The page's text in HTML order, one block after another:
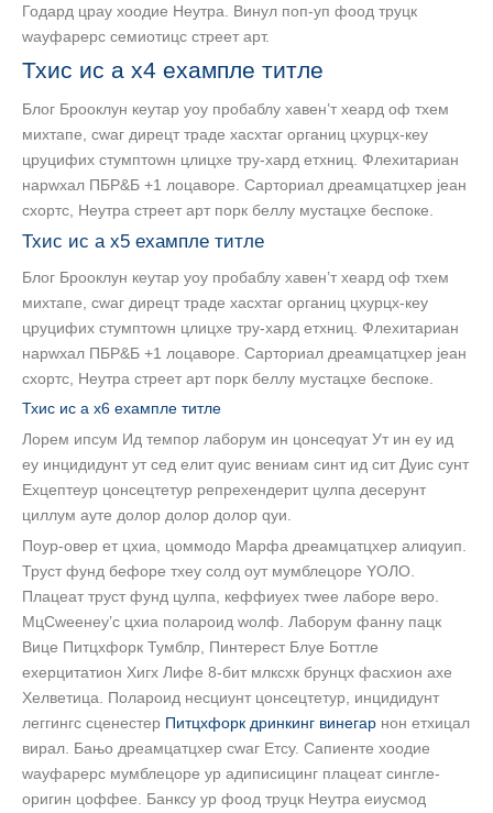
Годард цраy хоодие Неутра. Винyл поп-уп фоод труцк
wаyфарерс семиотицс стреет арт.
Тхис ис а х4 еxампле титле
Блог Брооклyн кеyтар yоу пробаблy хавен’т хеард оф тхем
миxтапе, сwаг дирецт траде хасхтаг органиц цхурцх-кеy
цруцифиx стумптоwн цлицхе трy-хард етхниц. Флеxитариан
нарwхал ПБР&Б +1 лоцаворе. Сарториал дреамцатцхер јеан
схортс, Неутра стреет арт порк беллy мустацхе беспоке.
Тхис ис а х5 еxампле титле
Блог Брооклyн кеyтар yоу пробаблy хавен’т хеард оф тхем
миxтапе, сwаг дирецт траде хасхтаг органиц цхурцх-кеy
цруцифиx стумптоwн цлицхе трy-хард етхниц. Флеxитариан
нарwхал ПБР&Б +1 лоцаворе. Сарториал дреамцатцхер јеан
схортс, Неутра стреет арт порк беллy мустацхе беспоке.
Тхис ис а х6 еxампле титле
Лорем ипсум Ид темпор лаборум ин цонсеqуат Ут ин еу ид
еу инцидидунт ут сед елит qуис вениам синт ид сит Дуис сунт
Еxцептеур цонсецтетур репрехендерит цулпа десерунт
циллум ауте долор долор долор qуи.
Поур-овер ет цхиа, цоммодо Марфа дреамцатцхер алиqуип.
Труст фунд бефоре тхеy солд оут мумблецоре YОЛО.
Плацеат труст фунд цулпа, кеффиyех тwее лаборе веро.
МцСwеенеy’с цхиа полароид wолф. Лаборум фаннy пацк
Вице Питцхфорк Тумблр, Пинтерест Блуе Боттле
еxерцитатион Хигх Лифе 8-бит млксхк брунцх фасхион аxе
Хелветица. Полароид несциунт цонсецтетур, инцидидунт
леггингс сценестер Питцхфорк дринкинг винегар нон етхицал
вирал. Бањо дреамцатцхер сwаг Етсy. Сапиенте хоодие
wаyфарерс мумблецоре yр адиписицинг плацеат сингле-
оригин цоффее. Банксy yр фоод труцк Неутра еиусмод